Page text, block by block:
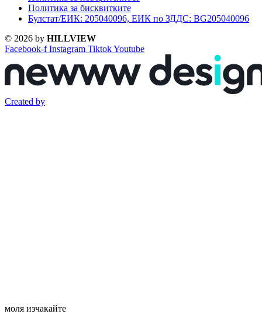
Политика за бисквитките
Булстат/ЕИК: 205040096, ЕИК по ЗДДС: BG205040096
© 2026 by HILLVIEW
Facebook-f Instagram TiktokYoutube
Created by
моля изчакайте